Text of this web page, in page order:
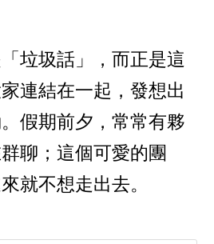
垃圾話」，而正是這
連結在一起，發想出
假期前夕，常常有夥
聊；這個可愛的團
就不想走出去。